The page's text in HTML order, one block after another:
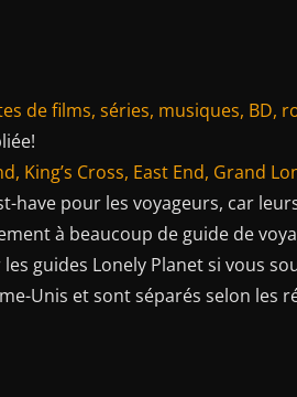
de films, séries, musiques, BD,
King’s Cross, East End, Grand
have pour les voyageurs, car
à beaucoup de guide de
guides Lonely Planet si vous
Unis et sont séparés selon les